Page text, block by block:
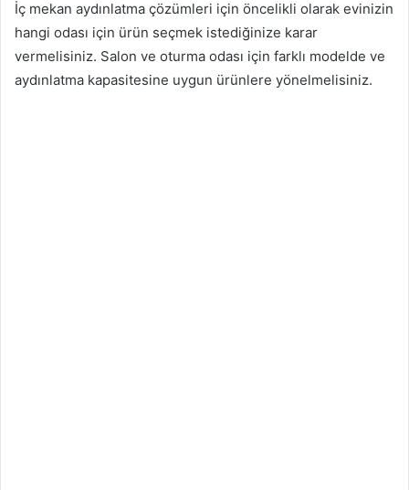
İç mekan aydınlatma çözümleri için öncelikli olarak evinizin
hangi odası için ürün seçmek istediğinize karar
vermelisiniz. Salon ve oturma odası için farklı modelde ve
aydınlatma kapasitesine uygun ürünlere yönelmelisiniz.